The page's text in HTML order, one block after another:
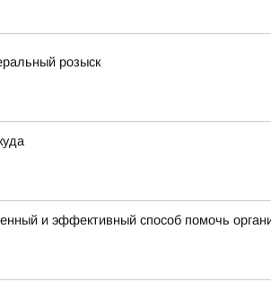
розыск
и эффективный способ помочь